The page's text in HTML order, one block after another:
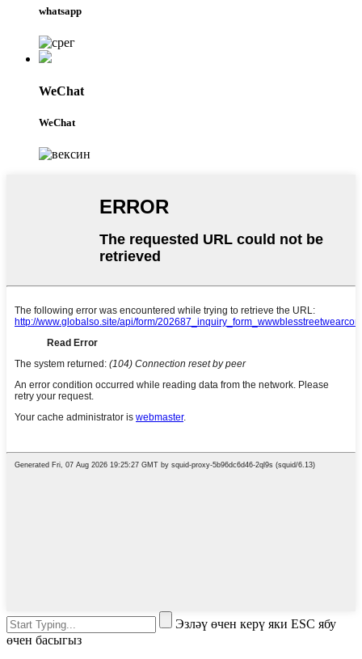
whatsapp
WeChat
WeChat
Эзләү өчен керү яки ESC ябу
өчен басыгыз